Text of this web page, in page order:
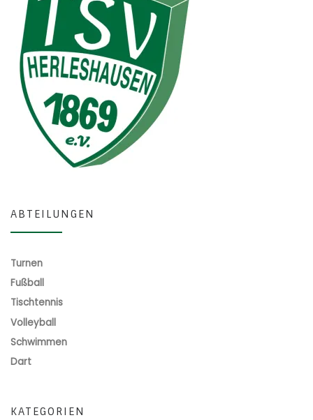
ABTEILUNGEN
Turnen
Fußball
Tischtennis
Volleyball
Schwimmen
Dart
KATEGORIEN